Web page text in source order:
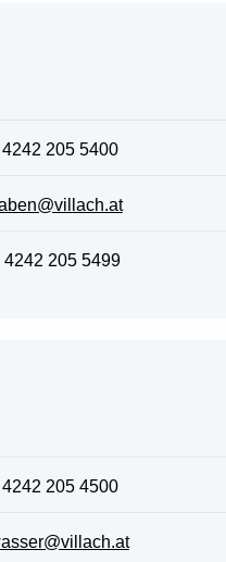
205 5400
4242 205 5499
205 4500